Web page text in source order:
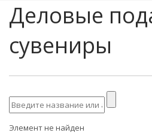
Деловые
сувениры
Элемент не найден